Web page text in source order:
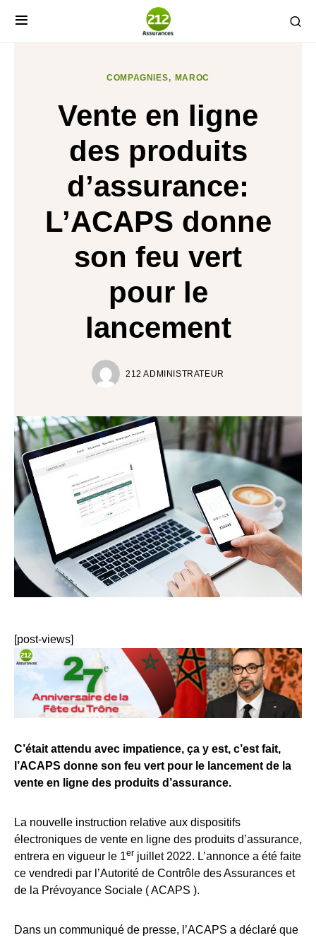
COMPAGNIES MAROC
Vente en ligne
des produits
d’assurance:
L’ACAPS donne
son feu vert
pour le
lancement
212 ADMINISTRATEUR
[post-views]
C’était attendu avec impatience, ça y est, c’est fait,
l’ACAPS donne son feu vert pour le lancement de la
vente en ligne des produits d’assurance.
La nouvelle instruction relative aux dispositifs
électroniques de vente en ligne des produits d’assurance,
entrera en vigueur le 1er juillet 2022. L’annonce a été faite
ce vendredi par l’Autorité de Contrôle des Assurances et
de la Prévoyance Sociale ( ACAPS ).
Dans un communiqué de presse, l’ACAPS a déclaré que